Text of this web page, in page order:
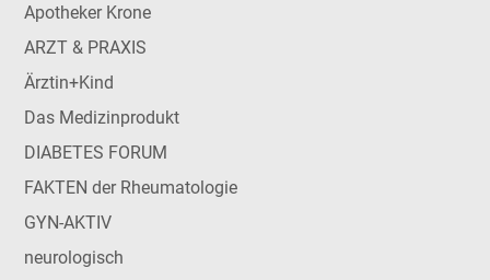
Apotheker Krone
ARZT & PRAXIS
Ärztin+Kind
Das Medizinprodukt
DIABETES FORUM
FAKTEN der Rheumatologie
GYN-AKTIV
neurologisch